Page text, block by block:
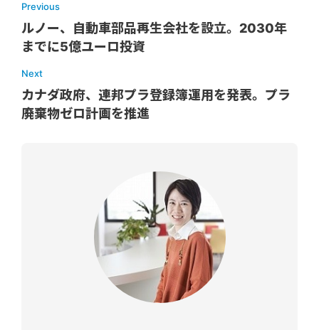
Previous
ルノー、自動車部品再生会社を設立。2030年
までに5億ユーロ投資
Next
カナダ政府、連邦プラ登録簿運用を発表。プラ
廃棄物ゼロ計画を推進